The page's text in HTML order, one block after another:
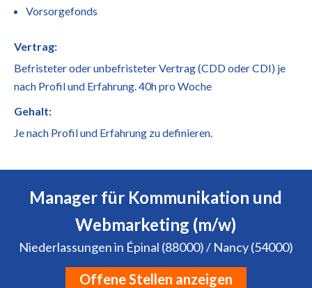
Vorsorgefonds
Vertrag:
Befristeter oder unbefristeter Vertrag (CDD oder CDI) je
nach Profil und Erfahrung. 40h pro Woche
Gehalt:
Je nach Profil und Erfahrung zu definieren.
Manager für Kommunikation und
Webmarketing (m/w)
Niederlassungen in Épinal (88000) / Nancy (54000)
Offene Stellen anzeigen